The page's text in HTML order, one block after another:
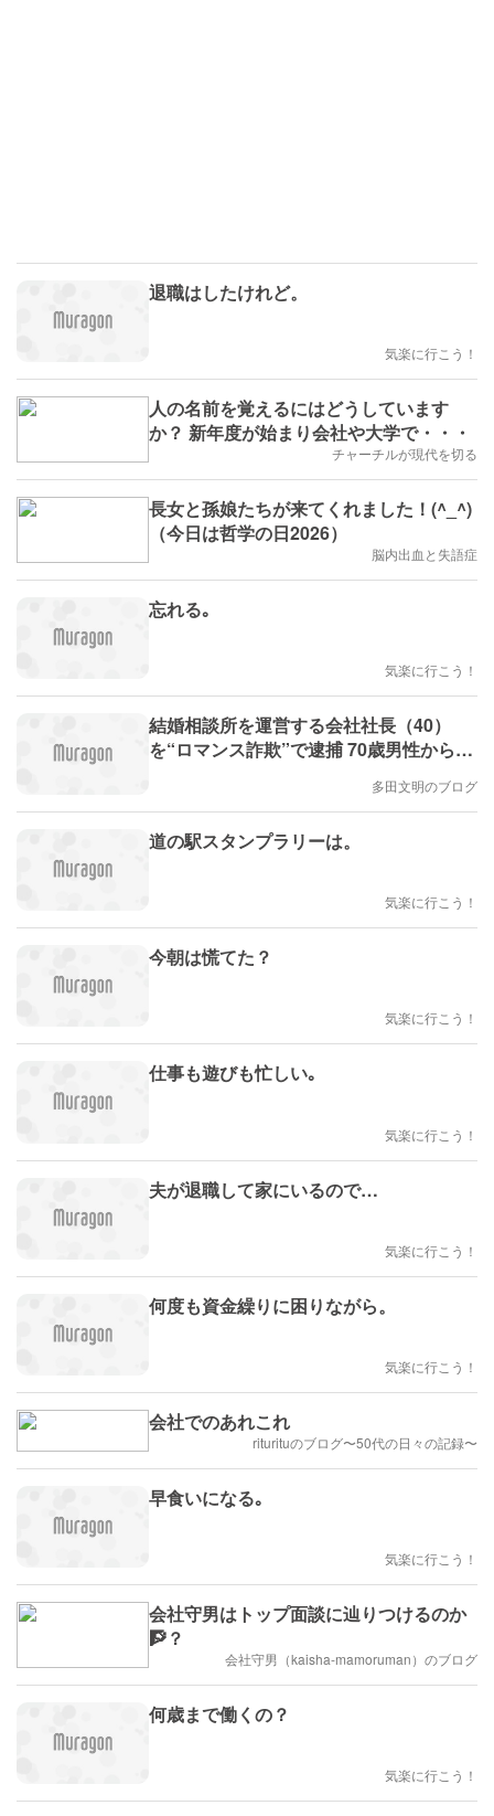
退職はしたけれど。
気楽に行こう！
人の名前を覚えるにはどうしています
か？ 新年度が始まり会社や大学で・・・
チャーチルが現代を切る
長女と孫娘たちが来てくれました！(^_^)
（今日は哲学の日2026）
脳内出血と失語症
忘れる｡
気楽に行こう！
結婚相談所を運営する会社社長（40）
を“ロマンス詐欺”で逮捕 70歳男性から現
多田文明のブログ
道の駅スタンプラリーは。
気楽に行こう！
今朝は慌てた？
気楽に行こう！
仕事も遊びも忙しい｡
気楽に行こう！
夫が退職して家にいるので…
気楽に行こう！
何度も資金繰りに困りながら。
気楽に行こう！
会社でのあれこれ
riturituのブログ〜50代の日々の記録〜
早食いになる｡
気楽に行こう！
会社守男はトップ面談に辿りつけるのか
🧗？
会社守男（kaisha-mamoruman）のブログ
何歳まで働くの？
気楽に行こう！